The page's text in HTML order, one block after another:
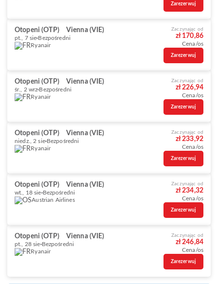
Zarezerwuj
Otopeni (OTP) Vienna (VIE)
pt., 7 sie Bezpośredni
Ryanair
Zaczynając od
zł 170,86
Cena/os
Zarezerwuj
Otopeni (OTP) Vienna (VIE)
śr., 2 wrz Bezpośredni
Ryanair
Zaczynając od
zł 226,94
Cena/os
Zarezerwuj
Otopeni (OTP) Vienna (VIE)
niedz., 2 sie Bezpośredni
Ryanair
Zaczynając od
zł 233,92
Cena/os
Zarezerwuj
Otopeni (OTP) Vienna (VIE)
wt., 18 sie Bezpośredni
Austrian Airlines
Zaczynając od
zł 234,32
Cena/os
Zarezerwuj
Otopeni (OTP) Vienna (VIE)
pt., 28 sie Bezpośredni
Ryanair
Zaczynając od
zł 246,84
Cena/os
Zarezerwuj